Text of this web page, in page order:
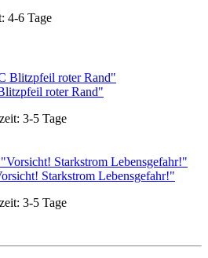
4-6 Tage
roter Rand"
3-5 Tage
Starkstrom Lebensgefahr!"
3-5 Tage